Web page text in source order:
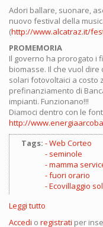
Adori ballare, suonare,
nuovo festival della
(http://www.alcatraz.it/
PROMEMORIA
Il governo ha prorogato i
biomasse. Il che vuol
solari fotovoltaici a costo
prefinanziamento di
impianti. Funzionano!!!
Diamoci dentro con le
http://
Tags:
Web Corteo
seminole
mamma
fuori orario
Ecovillaggio
Leggi tutto
Accedi o registrati per